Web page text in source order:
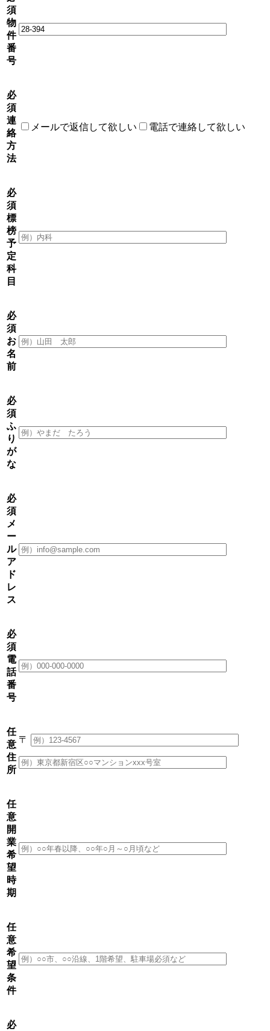
須
物
件
番
号
必
須
連
絡
方
法
メールで返信して欲しい 電話で連絡して欲しい
必
須
標
榜
予
定
科
目
必
須
お
名
前
必
須
ふ
り
が
な
必
須
メ
ー
ル
ア
ド
レ
ス
必
須
電
話
番
号
任
意
住
所
〒
任
意
開
業
希
望
時
期
任
意
希
望
条
件
必